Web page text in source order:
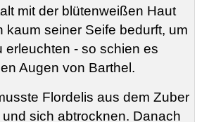
mit der blütenweißen Haut
kaum seiner Seife bedurft, um
erleuchten - so schien es
Augen von Barthel.
Flordelis aus dem Zuber
sich abtrocknen. Danach